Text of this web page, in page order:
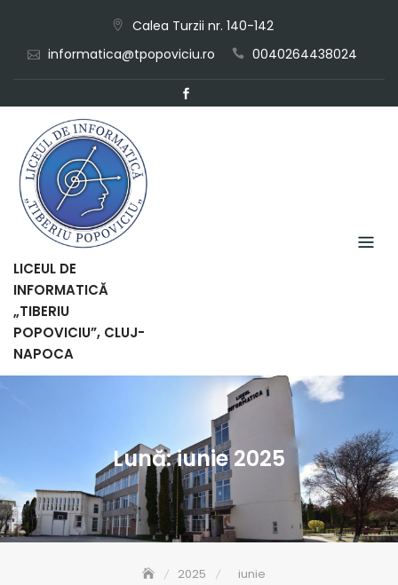
content
Calea Turzii nr. 140-142
informatica@tpopoviciu.ro
0040264438024
LICEUL DE
INFORMATICĂ
„TIBERIU
POPOVICIU”, CLUJ-
NAPOCA
Lună:iunie 2025
2025 iunie